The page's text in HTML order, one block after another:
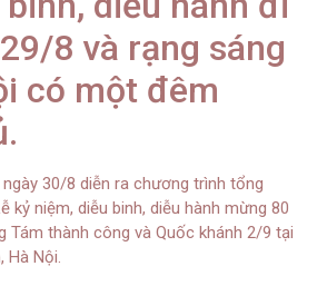
8 và rạng sáng
có một đêm
30/8 diễn ra chương trình tổng
kỷ niệm, diễu binh, diễu hành mừng 80
Tám thành công và Quốc khánh 2/9 tại
Hà Nội.